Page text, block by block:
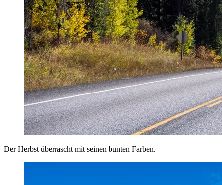
Der Herbst überrascht mit seinen bunten Farben.